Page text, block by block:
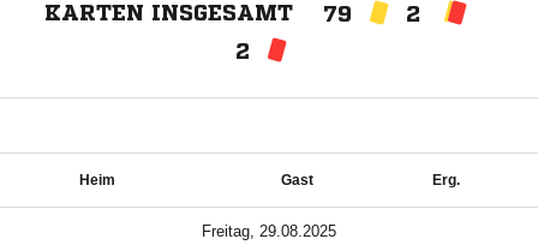
KARTEN INSGESAMT 79
2
2
Heim Gast Erg.
Freitag, 29.08.2025